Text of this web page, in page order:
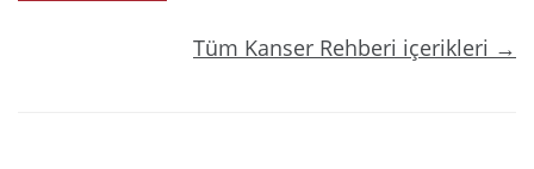
Tüm Kanser Rehberi içerikleri →